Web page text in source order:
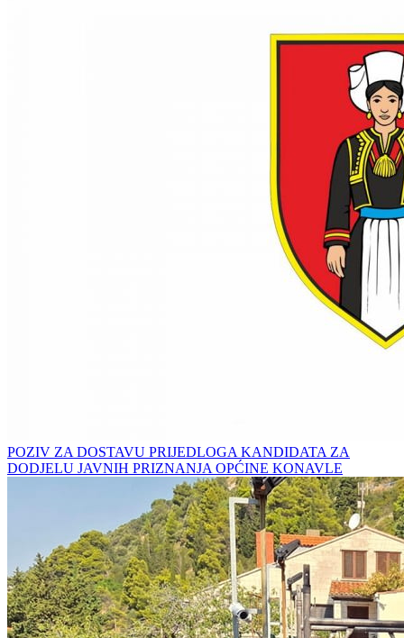
POZIV ZA DOSTAVU PRIJEDLOGA KANDIDATA ZA
DODJELU JAVNIH PRIZNANJA OPĆINE KONAVLE